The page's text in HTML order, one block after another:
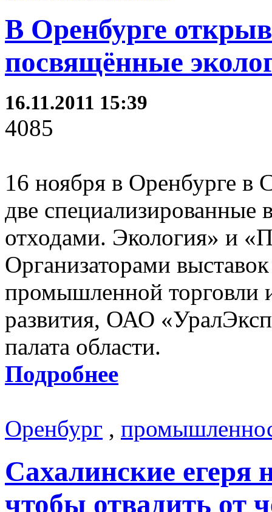
В Оренбурге
посвящённые
16.11.2011 15:39
4085
16 ноября в Оренбурге
две специализированные
отходами. Экология» и
Организаторами
промышленной торговли
развития, ОАО
палата области.
Подробнее
Оренбург ,
Сахалинские егеря
чтобы отвадить от